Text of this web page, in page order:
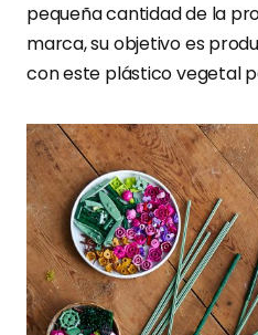
pequeña cantidad de la
marca, su objetivo es
con este plástico vegetal